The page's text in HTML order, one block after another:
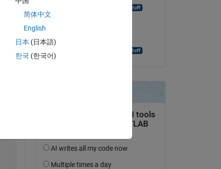
le 12 Nov 2021
Acceptée :
简体中文
English
日本 (日本語)
한국 (한국어)